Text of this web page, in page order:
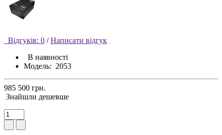
Відгуків: 0 / Написати відгук
В наявності
Модель: 2053
985 500 грн.
Знайшли дешевше